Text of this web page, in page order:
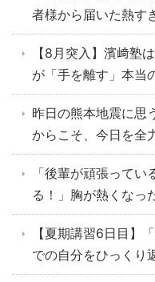
者様から届いた熱す
【8月突入】濱﨑塾
が「手を離す」本
昨日の熊本地震に思
からこそ、今日を
「後輩が頑張って
る！」胸が熱くな
【夏期講習6日目】
での自分をひっく